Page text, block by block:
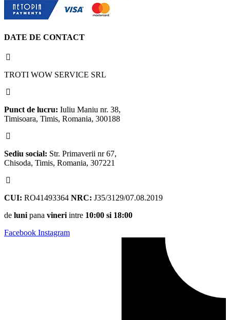
DATE DE CONTACT
TROTI WOW SERVICE SRL
Punct de lucru: Iuliu Maniu nr. 38,
Timisoara, Timis, Romania, 300188
Sediu social: Str. Primaverii nr 67,
Chisoda, Timis, Romania, 307221
CUI: RO41493364 NRC: J35/3129/07.08.2019
de luni pana vineri intre 10:00 si 18:00
Facebook Instagram